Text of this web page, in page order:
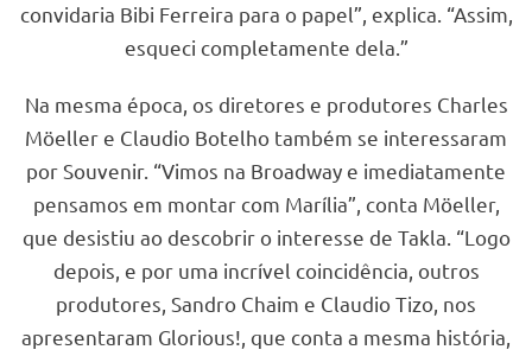
convidaria Bibi Ferreira para o papel”, explica. “Assim,
esqueci completamente dela.”
Na mesma época, os diretores e produtores Charles
Möeller e Claudio Botelho também se interessaram
por Souvenir. “Vimos na Broadway e imediatamente
pensamos em montar com Marília”, conta Möeller,
que desistiu ao descobrir o interesse de Takla. “Logo
depois, e por uma incrível coincidência, outros
produtores, Sandro Chaim e Claudio Tizo, nos
apresentaram Glorious!, que conta a mesma história,